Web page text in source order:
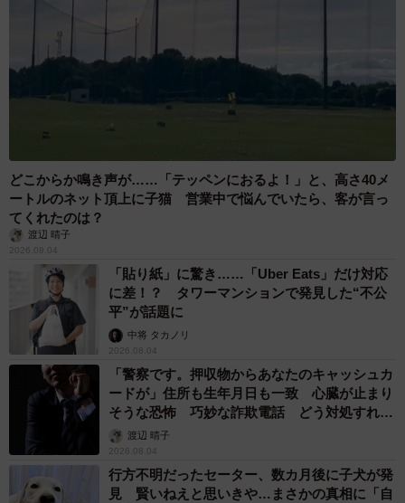
どこからか鳴き声が……「テッペンにおるよ！」と、高さ40メ
ートルのネット頂上に子猫 営業中で悩んでいたら、客が言っ
てくれたのは？
渡辺 晴子
2026.08.04
「貼り紙」に驚き……「Uber Eats」だけ対応
に差！？ タワーマンションで発見した“不公
平”が話題に
中将 タカノリ
2026.08.04
「警察です。押収物からあなたのキャッシュカ
ードが」住所も生年月日も一致 心臓が止まり
そうな恐怖 巧妙な詐欺電話 どう対処すれ
ば…渡辺 晴子
2026.08.04
行方不明だったセーター、数カ月後に子犬が発
見 賢いねえと思いきや…まさかの真相に「自